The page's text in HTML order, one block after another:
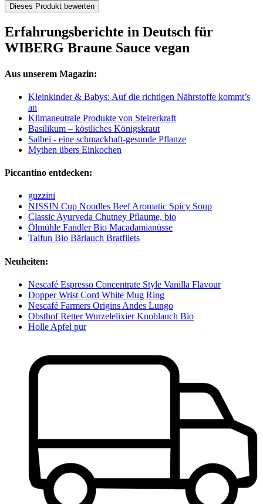
Dieses Produkt bewerten
Erfahrungsberichte in Deutsch für
WIBERG Braune Sauce vegan
Aus unserem Magazin:
Kleinkinder & Babys: Auf die richtigen Nährstoffe kommt’s
an
Klimaneutrale Produkte von Steirerkraft
Basilikum – köstliches Königskraut
Salbei - eine schmackhaft-gesunde Pflanze
Mythen übers Einkochen
Piccantino entdecken:
guzzini
NISSIN Cup Noodles Beef Aromatic Spicy Soup
Classic Ayurveda Chutney Pflaume, bio
Ölmühle Fandler Bio Macadamianüsse
Taifun Bio Bärlauch Bratfilets
Neuheiten:
Nescafé Espresso Concentrate Style Vanilla Flavour
Dopper Wrist Cord White Mug Ring
Nescafé Farmers Origins Andes Lungo
Obsthof Retter Wurzelelixier Knoblauch Bio
Holle Apfel pur